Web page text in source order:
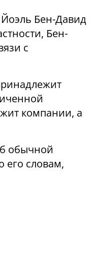
Бен-Давид
Бен-
с
компании, а
обычной
его словам,